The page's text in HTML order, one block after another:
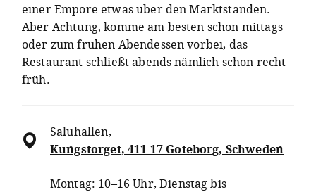
einer Empore etwas über den Marktständen.
Aber Achtung, komme am besten schon mittags
oder zum frühen Abendessen vorbei, das
Restaurant schließt abends nämlich schon recht
früh.
Saluhallen,
Kungstorget, 411 17 Göteborg, Schweden
Montag: 10–16 Uhr, Dienstag bis